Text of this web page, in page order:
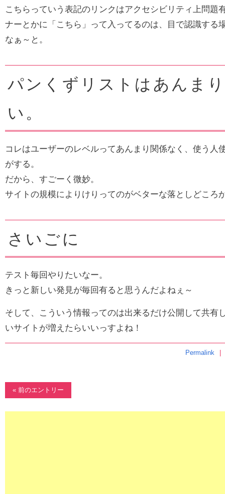
こちらっていう表記のリンクはアクセシビリティ上問題
ナーとかに「こちら」って入ってるのは、目で認識する
なぁ～と。
パンくずリストはあんま
い。
コレはユーザーのレベルってあんまり関係なく、使う人
がする。
だから、すごーく微妙。
サイトの規模によりけりってのがベターな落としどころ
さいごに
テスト毎回やりたいなー。
きっと新しい発見が毎回有ると思うんだよねぇ～
そして、こういう情報ってのは出来るだけ公開して共有
いサイトが増えたらいいっすよね！
Permalink
« 前のエントリー